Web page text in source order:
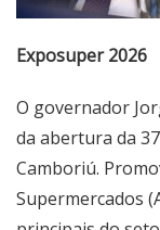
Exposuper 2026
O governador
da abertura da
Camboriú.
Supermercados